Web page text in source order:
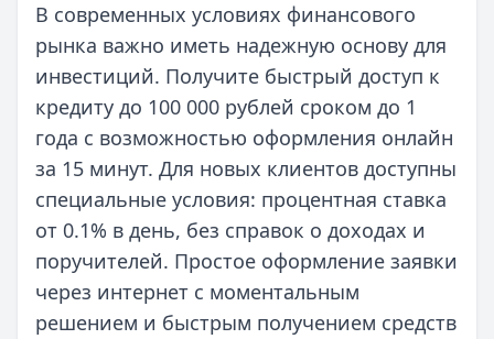
В современных условиях финансового
рынка важно иметь надежную основу для
инвестиций. Получите быстрый доступ к
кредиту до 100 000 рублей сроком до 1
года с возможностью оформления онлайн
за 15 минут. Для новых клиентов доступны
специальные условия: процентная ставка
от 0.1% в день, без справок о доходах и
поручителей. Простое оформление заявки
через интернет с моментальным
решением и быстрым получением средств